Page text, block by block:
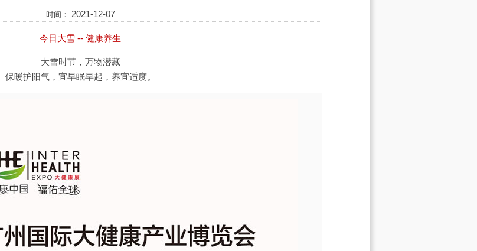
时间： 2021-12-07
今日大雪 -- 健康养生
大雪时节，万物潜藏
保暖护阳气，宜早眠早起，养宜适度。